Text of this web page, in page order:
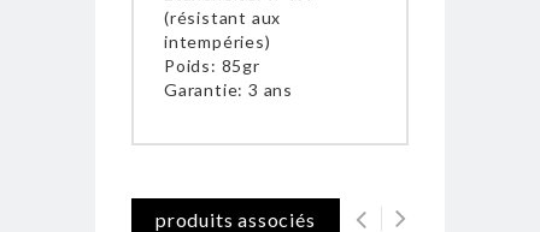
(résistant aux
intempéries)
Poids: 85gr
Garantie: 3 ans
produits associés